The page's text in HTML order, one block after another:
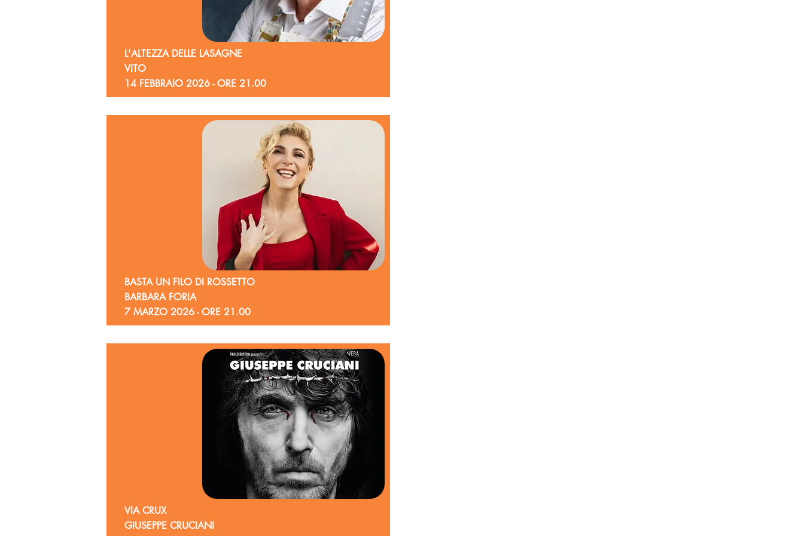
L'ALTEZZA DELLE LASAGNE
VITO
14 FEBBRAIO 2026 - ORE 21.00
BASTA UN FILO DI ROSSETTO
BARBARA FORIA
7 MARZO 2026 - ORE 21.00
VIA CRUX
GIUSEPPE CRUCIANI